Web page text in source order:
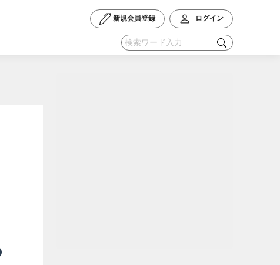
新規会員登録 ログイン